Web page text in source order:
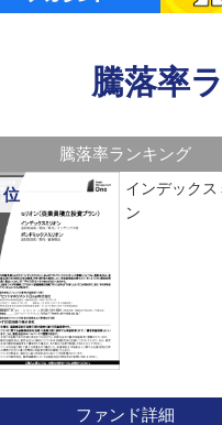
騰落率
騰落率ランキング
位
インデックス
ン
ファンド詳細